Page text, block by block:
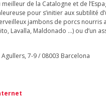
de la Catalogne et de
pour s’initier aux subtilité
jambons de porcs nourris
Lavalla, Maldonado …) ou d’un
Agullers, 7-9 / 08003 Barcelona